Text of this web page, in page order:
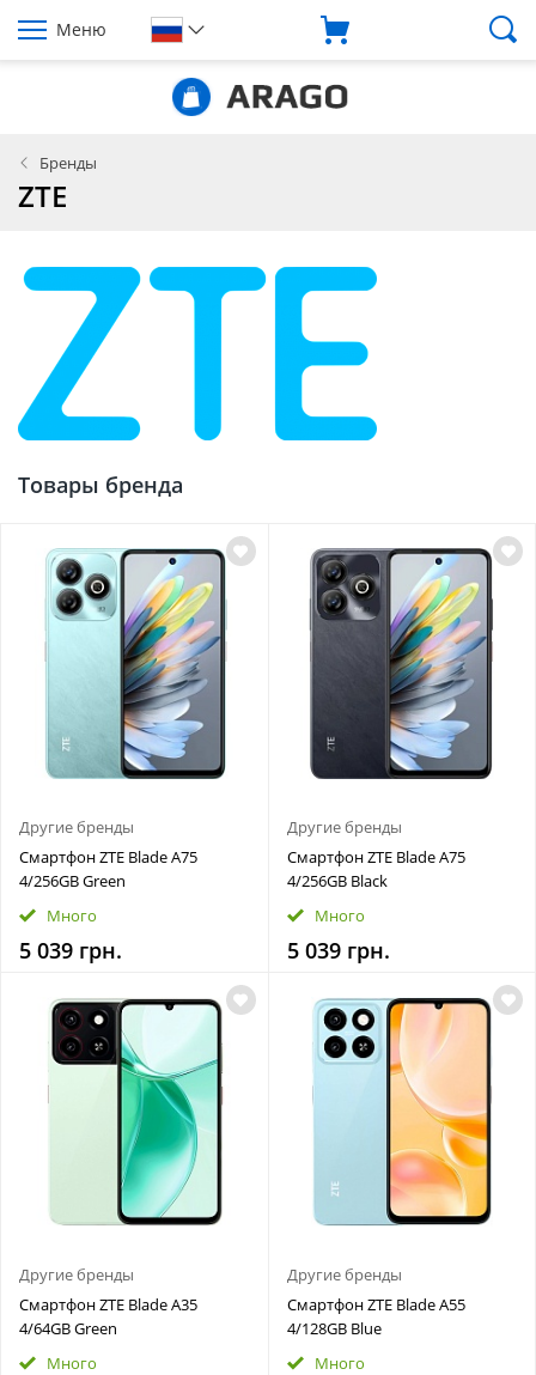
Меню
Бренды
ZTE
Товары бренда
Другие бренды
Смартфон ZTE Blade A75
4/256GB Green
Много
5 039 грн.
Другие бренды
Смартфон ZTE Blade A75
4/256GB Black
Много
5 039 грн.
Другие бренды
Смартфон ZTE Blade A35
4/64GB Green
Много
Другие бренды
Смартфон ZTE Blade A55
4/128GB Blue
Много